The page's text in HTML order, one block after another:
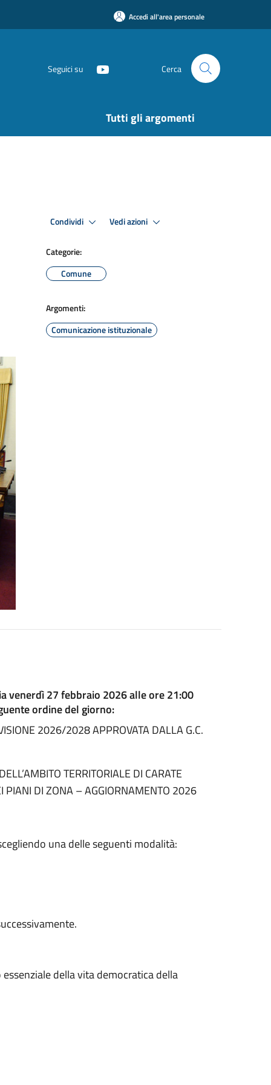
Accedi all'area personale
Seguici su Cerca
Tutti gli argomenti
Condividi Vedi azioni
Categorie:
Comune
Argomenti:
Comunicazione istituzionale
venerdì 27 febbraio 2026 alle ore 21:00
ordine del giorno:
2026/2028 APPROVATA DALLA G.C.
TERRITORIALE DI CARATE
PIANI DI ZONA – AGGIORNAMENTO 2026
una delle seguenti modalità:
della vita democratica della